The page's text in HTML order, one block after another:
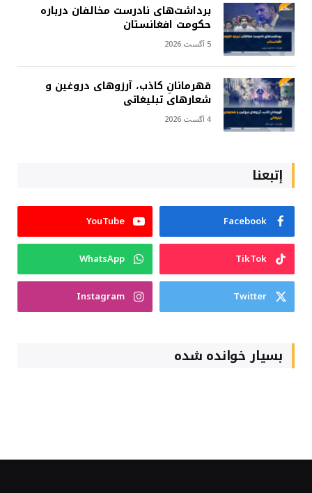
برداشت‌های نادرست مخالفان درباره
حکومت افغانستان
5 آگست 2026
قهرمانانِ کاذب، آرزوهای دروغین و
شعارهای تبلیغاتی
4 آگست 2026
إتبعنا
Facebook
YouTube
TikTok
WhatsApp
Twitter
Instagram
بسیار خوانده شده